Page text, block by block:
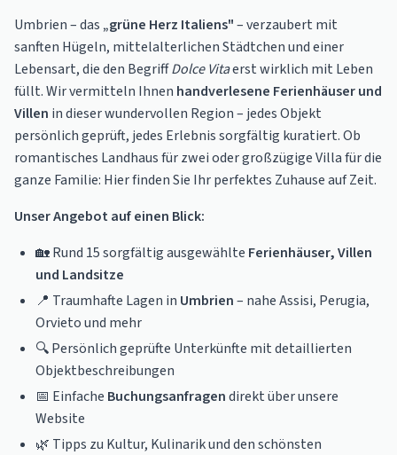
Umbrien – das „grüne Herz Italiens"– verzaubert mit
sanften Hügeln, mittelalterlichen Städtchen und einer
Lebensart, die den BegriffDolce Vitaerst wirklich mit Leben
füllt. Wir vermitteln Ihnen handverlesene Ferienhäuser und
Villen in dieser wundervollen Region – jedes Objekt
persönlich geprüft, jedes Erlebnis sorgfältig kuratiert. Ob
romantisches Landhaus für zwei oder großzügige Villa für die
ganze Familie: Hier finden Sie Ihr perfektes Zuhause auf Zeit.
Unser Angebot auf einen Blick:
🏡 Rund 15 sorgfältig ausgewählte Ferienhäuser, Villen
und Landsitze
📍 Traumhafte Lagen in Umbrien– nahe Assisi, Perugia,
Orvieto und mehr
🔍 Persönlich geprüfte Unterkünfte mit detaillierten
Objektbeschreibungen
📅 Einfache Buchungsanfragendirekt über unsere
Website
🌿 Tipps zu Kultur, Kulinarik und den schönsten